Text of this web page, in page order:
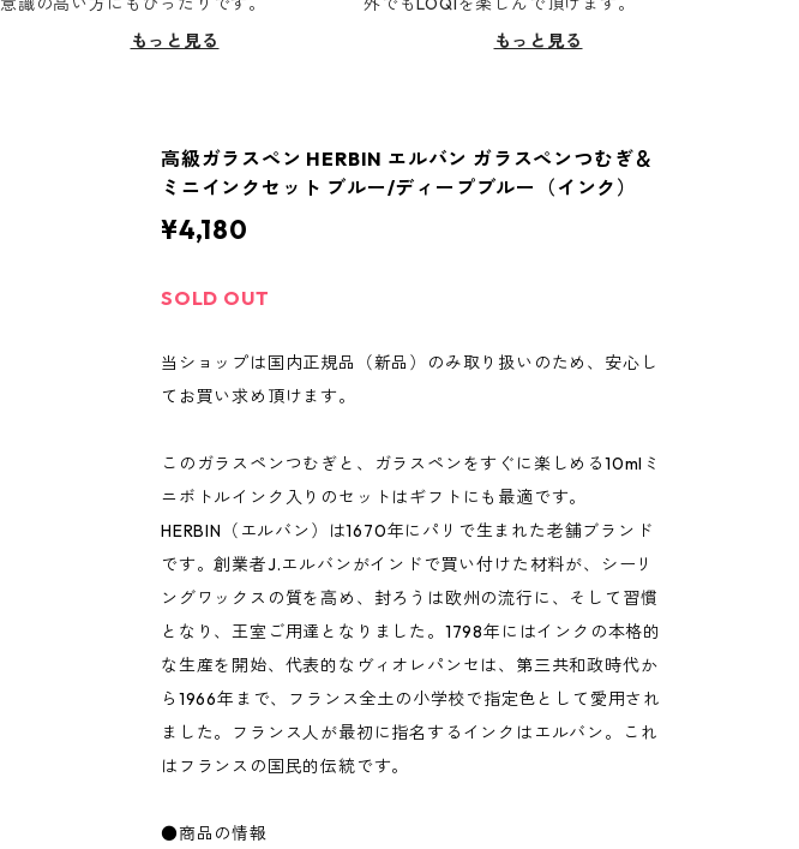
もっと見る
もっと見る
高級ガラスペン HERBIN エルバン ガラスペンつむぎ＆
ミニインクセット ブルー/ディープブルー（インク）
¥4,180
SOLD OUT
当ショップは国内正規品（新品）のみ取り扱いのため、安心し
てお買い求め頂けます。
このガラスペンつむぎと、ガラスペンをすぐに楽しめる10mlミ
ニボトルインク入りのセットはギフトにも最適です。
HERBIN（エルバン）は1670年にパリで生まれた老舗ブランド
です。創業者J.エルバンがインドで買い付けた材料が、シーリ
ングワックスの質を高め、封ろうは欧州の流行に、そして習慣
となり、王室ご用達となりました。1798年にはインクの本格的
な生産を開始、代表的なヴィオレパンセは、第三共和政時代か
ら1966年まで、フランス全土の小学校で指定色として愛用され
ました。フランス人が最初に指名するインクはエルバン。これ
はフランスの国民的伝統です。
●商品の情報